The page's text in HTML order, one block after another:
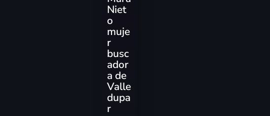
Niet
o
muje
r
busc
ador
a de
Valle
dupa
r